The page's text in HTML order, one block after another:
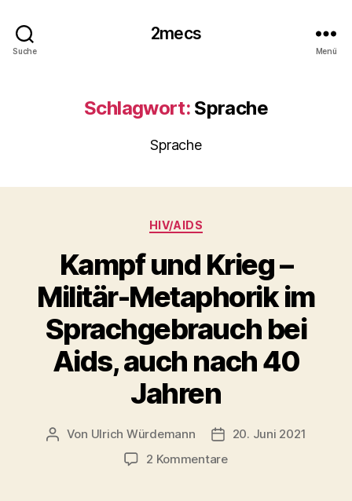
Suche
2mecs
Menü
Schlagwort: Sprache
Sprache
Kategorien
HIV/AIDS
Kampf und Krieg –
Militär-Metaphorik im
Sprachgebrauch bei
Aids, auch nach 40
Jahren
Beitragsautor
Von Ulrich Würdemann Beitragsdatum
20. Juni 2021
2 Kommentarezu